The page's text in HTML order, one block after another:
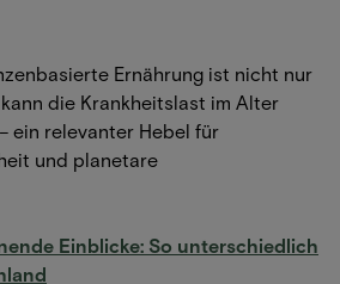
Ernährung ist nicht nur
die Krankheitslast im Alter
ein relevanter Hebel für
und planetare
Einblicke: So unterschiedlich